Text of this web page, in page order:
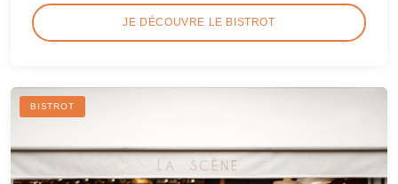
JE DÉCOUVRE LE BISTROT
BISTROT